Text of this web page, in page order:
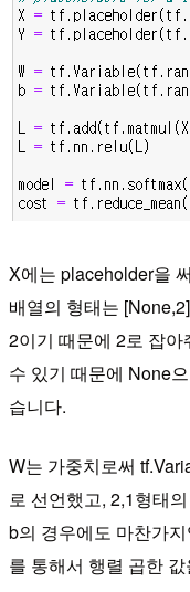
X에는 placeholder을
배열의 형태는
2이기 때문에 2로 잡
수 있기 때문에 None
습니다.
W는 가중치로써
로 선언했고, 2,1형태
b의 경우에도 마찬가
를 통해서 행렬 곱한